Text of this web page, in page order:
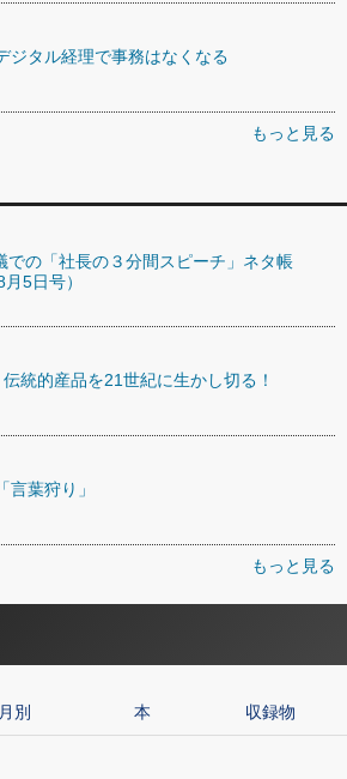
タル経理で事務はなくなる
もっと見る
での「社長の３分間スピーチ」ネタ帳
月5日号）
統的産品を21世紀に生かし切る！
葉狩り」
もっと見る
月別 本 収録物